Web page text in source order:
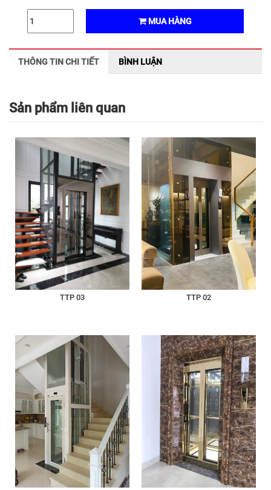
Với tại trọng lên tới 300kg – 450kg (4- 6 người), thang máy
gia đình phù hợp sử dụng cho gia đình 2, 3 thế hệ sống
chung. Mang đến những tiện ích cho từng thành viên trong
gia đình.
Liên hệ vớiThang máy Thiên Tân Phát
Mang lại giá trị cao nhất với các dịch vụ bảo trì, bão dưỡng
thang máy chuyên nghiệp.
MUA HÀNG
THÔNG TIN CHI TIẾT BÌNH LUẬN
Sản phẩm liên quan
TTP 03 TTP 02